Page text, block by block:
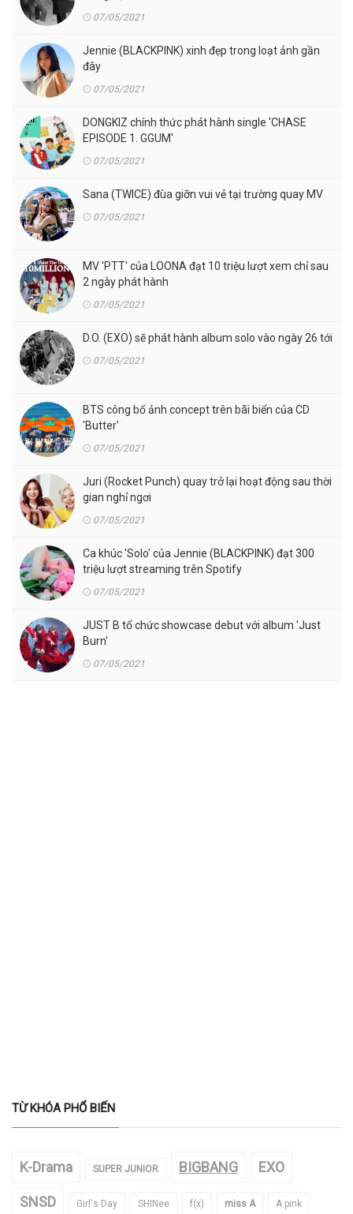
07/05/2021
Jennie (BLACKPINK) xinh đẹp trong loạt ảnh gần
đây
07/05/2021
DONGKIZ chính thức phát hành single 'CHASE
EPISODE 1. GGUM'
07/05/2021
Sana (TWICE) đùa giỡn vui vẻ tại trường quay MV
07/05/2021
MV 'PTT' của LOONA đạt 10 triệu lượt xem chỉ sau
2 ngày phát hành
07/05/2021
D.O. (EXO) sẽ phát hành album solo vào ngày 26 tới
07/05/2021
BTS công bố ảnh concept trên bãi biển của CD
'Butter'
07/05/2021
Juri (Rocket Punch) quay trở lại hoạt động sau thời
gian nghỉ ngơi
07/05/2021
Ca khúc 'Solo' của Jennie (BLACKPINK) đạt 300
triệu lượt streaming trên Spotify
07/05/2021
JUST B tổ chức showcase debut với album 'Just
Burn'
07/05/2021
TỪ KHÓA PHỔ BIẾN
K-Drama SUPER JUNIOR BIGBANG EXO
SNSD Girl's Day SHINee f(x) miss A A pink